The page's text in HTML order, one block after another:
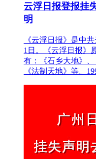
云浮日报登报挂
明
《云浮日报》是中
1日。《云浮日报》
有：《石乡大地》、
《法制天地》等。